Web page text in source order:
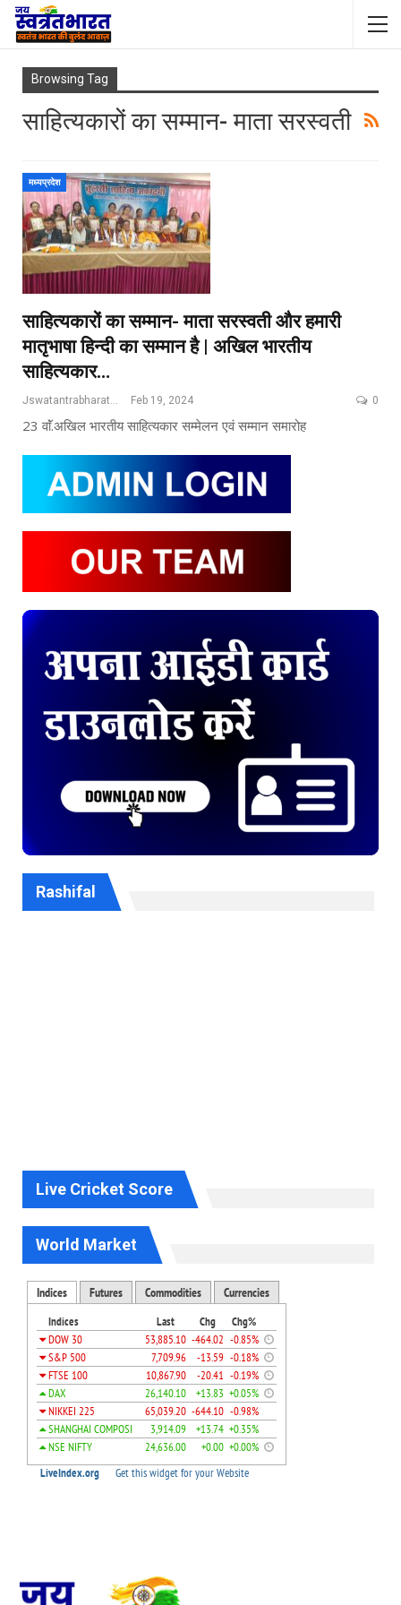
Browsing Tag
साहित्यकारों का सम्मान- माता सरस्वती
मध्यप्रदेश
साहित्यकारों का सम्मान- माता सरस्वती और हमारी
मातृभाषा हिन्दी का सम्मान है | अखिल भारतीय
साहित्यकार…
Feb 19, 2024 0
23 वाॅं.अखिल भारतीय साहित्यकार सम्मेलन एवं सम्मान समारोह
Rashifal
Live Cricket Score
World Market